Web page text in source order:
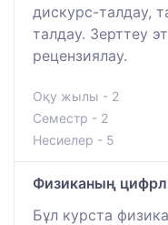
дискурс-талдау,
талдау. Зерттеу
рецензиялау.
Оқу жылы - 2
Семестр - 2
Несиелер - 5
Физиканың
Бұл курста